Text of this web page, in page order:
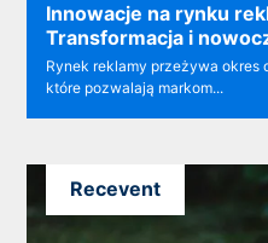
Innowacje na rynku
Transformacja i
Rynek reklamy przeżywa okres
które pozwalają markom...
Recevent